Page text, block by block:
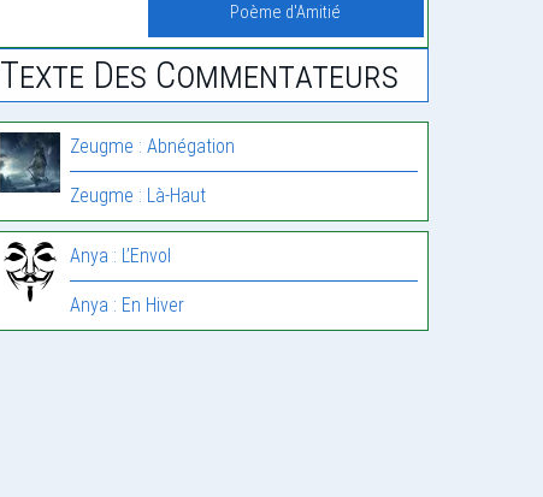
Poème d'Amitié
Texte Des Commentateurs
Zeugme : Abnégation
Zeugme : Là-Haut
Anya : L’Envol
Anya : En Hiver